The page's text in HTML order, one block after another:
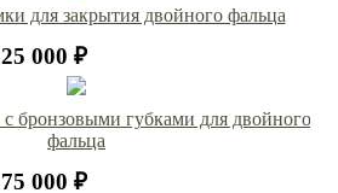
для закрытия двойного фальца
25 000 ₽
бронзовыми губками для двойного
фальца
75 000 ₽